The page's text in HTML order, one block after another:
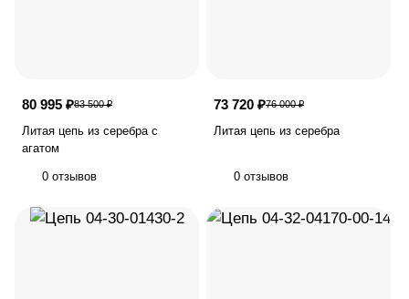
80 995 ₽83 500 ₽
Литая цепь из серебра с
агатом
0 отзывов
73 720 ₽76 000 ₽
Литая цепь из серебра
0 отзывов